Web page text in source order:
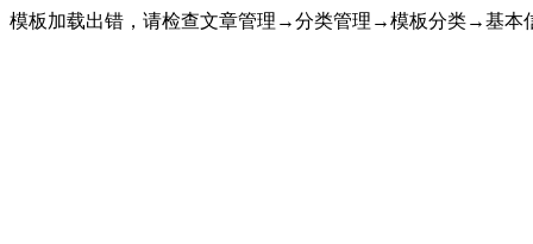
模板加载出错，请检查文章管理→分类管理→模板分类→基本